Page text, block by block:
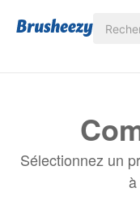
Sélectionnez un